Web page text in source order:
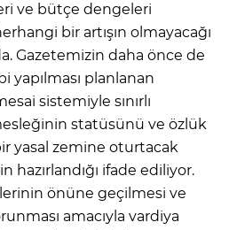
ve bütçe dengeleri
bir artışın olmayacağı
Gazetemizin daha önce de
planlanan
sistemiyle sınırlı
statüsünü ve özlük
yasal zemine oturtacak
hazırlandığı ifade ediliyor.
önüne geçilmesi ve
amacıyla vardiya